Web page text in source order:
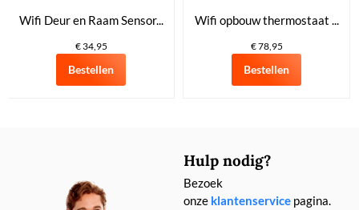
Wifi Deur en Raam Sensor...
€ 34,95
Bestellen
Wifi opbouw thermostaat ...
€ 78,95
Bestellen
Hulp nodig?
Bezoek
onze klantenservice pagina.